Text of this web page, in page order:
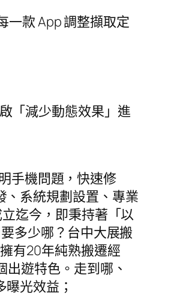
一款 App 調整擷取定
「減少動態效果」進
手機問題，快速修
、系統規劃設置、專業
迄今，即秉持著「以
多少哪？台中大展搬
有20年純熟搬遷經
遊特色。走到哪、
光效益；